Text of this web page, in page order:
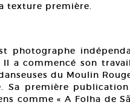
texture première.
photographe
Il a commencé son
du Moulin
Sa première
comme « A Folha de